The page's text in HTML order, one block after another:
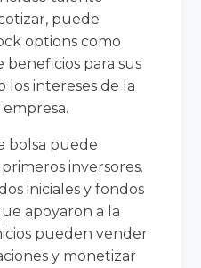
puede
options como
para sus
los intereses de la
bolsa puede
inversores.
iniciales y fondos
apoyaron a la
pueden vender
y monetizar